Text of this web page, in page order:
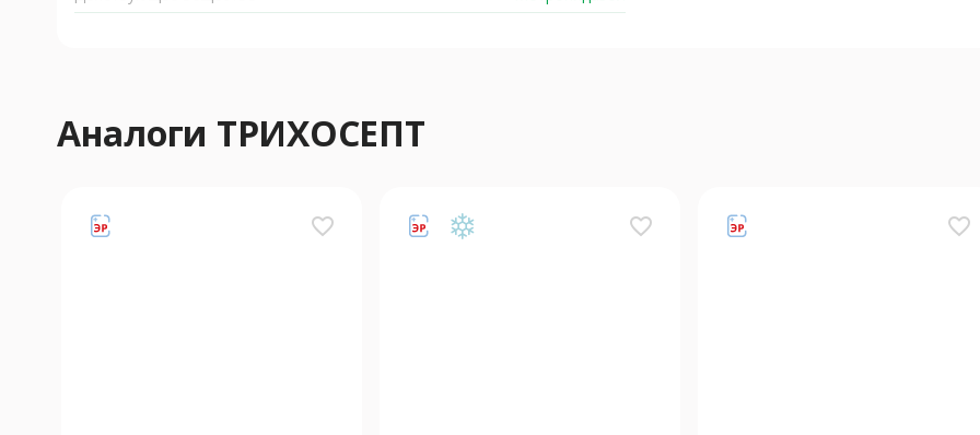
Аналоги ТРИХОСЕПТ
favorite_border favorite_border favorite_border